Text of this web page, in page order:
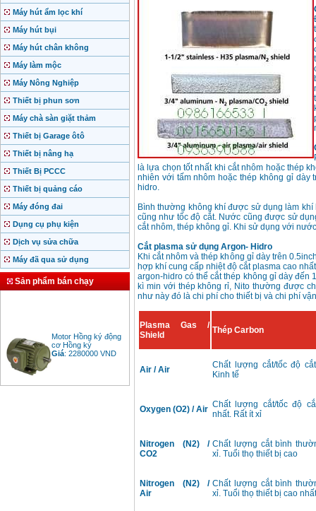
Máy hút ẩm lọc khí
Máy hút bụi
Máy hút chân không
Máy làm mộc
Máy Nông Nghiệp
Thiết bị phun sơn
Máy chà sàn giặt thảm
Thiết bị Garage ôtô
Thiết bị nâng hạ
Thiết Bị PCCC
Thiết bị quảng cáo
Máy đóng đai
Dụng cụ phụ kiện
Dịch vụ sửa chữa
Máy đã qua sử dụng
Sản phẩm bán chạy
Motor Hồng ký động
cơ Hồng ký
Giá :2280000 VND
là lựa chọn tốt nhất khi cắt nhôm hoặc thép
nhiên với tấm nhôm hoặc thép không gỉ
hidro.
Bình thường không khí được sử dụng làm
cũng như tốc độ cắt. Nước cũng được sử
cắt nhôm, thép không gỉ. Khi sử dụng với
Cắt plasma sử dụng Argon- Hidro
Khi cắt nhôm và thép không gỉ dày trên
hợp khí cung cấp nhiệt độ cắt plasma cao
argon-hidro có thể cắt thép không gỉ dày
kì min với thép không rỉ, Nito thường được
như này đó là chi phí cho thiết bị và chi phí
Plasma Gas /
Shield
Thép Carbon
Air / Air
Chất lượng cắt/tốc độ
Kinh tế
Oxygen (O2) / Air Chất lượng cắt/tốc độ
nhất. Rất ít xỉ
Nitrogen (N2) /
CO2
Chất lượng cắt bình
xỉ. Tuổi thọ thiết bị cao
Nitrogen (N2) /
Air
Chất lượng cắt bình
xỉ. Tuổi thọ thiết bị cao nhất